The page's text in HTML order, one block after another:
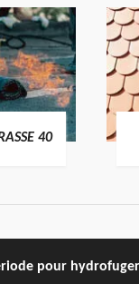
40
pour hydrofuger